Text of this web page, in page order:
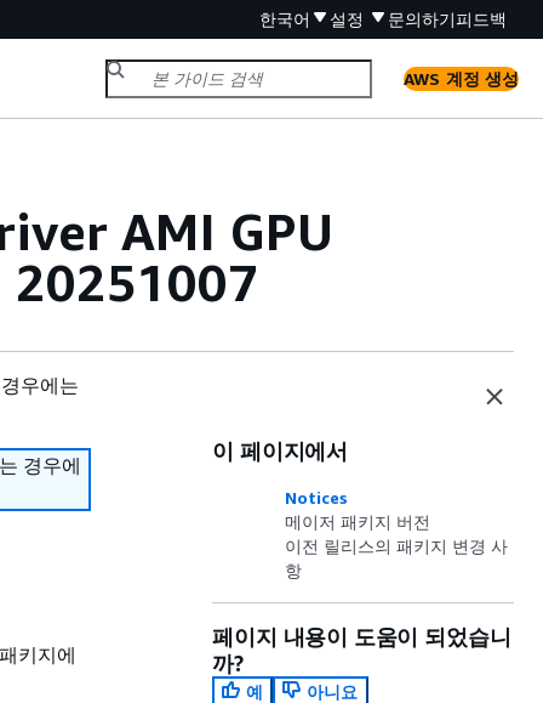
한국어 설정 문의하기피드백
AWS 계정 생성
AMI GPU
우에는
경우에
키지에
이 페이지에서
Notices
메이저 패키지 버전
이전 릴리스의 패키지 변경 사
항
페이지 내용이 도움이 되었습니
까?
예
아니요